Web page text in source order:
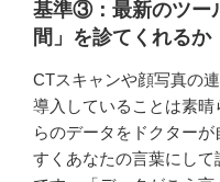
基準③：最新のツー
間」を診てくれるか
CTスキャンや顔写真の
導入していることは素
らのデータをドクター
すくあなたの言葉にし